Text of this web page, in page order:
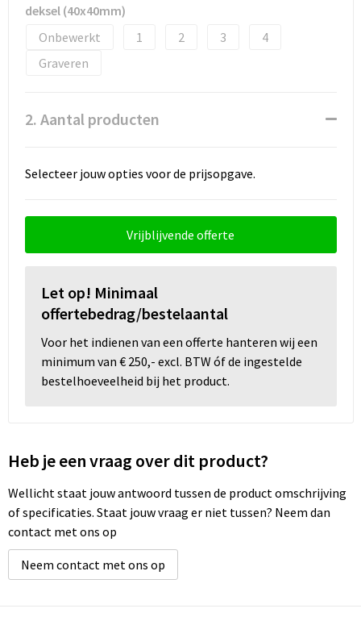
Sleutelhangers
Spellen voor binnen en buiten
Thuiswerken
Veiligheid, Auto en Fiets
Virtueel uitje met borrelbox
Wellness
Werkkleding
Wijn & Bier
deksel (40x40mm)
Onbewerkt
1 2 3
4
Graveren
2. Aantal producten
Selecteer jouw opties voor de prijsopgave.
Vrijblijvende offerte
Let op! Minimaal
offertebedrag/bestelaantal
Voor het indienen van een offerte hanteren wij een
minimum van € 250,- excl. BTW óf de ingestelde
bestelhoeveelheid bij het product.
Heb je een vraag over dit product?
Wellicht staat jouw antwoord tussen de product omschrijving
of specificaties. Staat jouw vraag er niet tussen? Neem dan
contact met ons op
Neem contact met ons op